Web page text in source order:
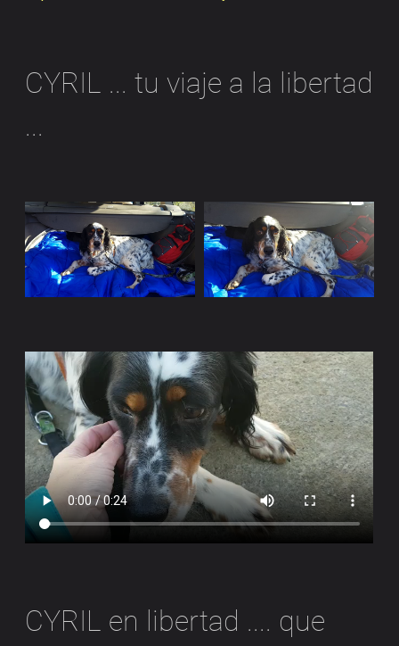
CYRIL ... tu viaje a la libertad
...
CYRIL en libertad .... que